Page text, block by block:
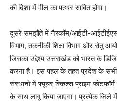
की दिशा में मील का पत्थर साबित होगा।
दूसरे समझौते में नैस्कॉम/आईटी-
विभाग, तकनीकी शिक्षा विभाग और सेतु
जिसका उद्देश्य उत्तराखंड को भारत के
करना है। इस पहल के तहत प्रदेश के सभी
संस्थानों में फ्यूचर स्किल्स प्राइम
के साथ लागू किया जाएगा। प्रत्येक जिले